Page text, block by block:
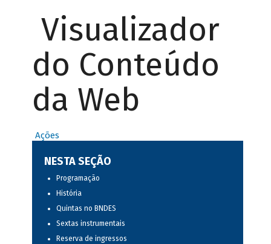
Visualizador
do Conteúdo
da Web
Ações
NESTA SEÇÃO
Programação
História
Quintas no BNDES
Sextas instrumentais
Reserva de ingressos